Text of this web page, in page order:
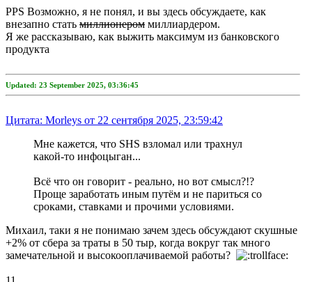
PPS Возможно, я не понял, и вы здесь обсуждаете, как
внезапно стать миллионером миллиардером.
Я же рассказываю, как выжить максимум из банковского
продукта
Updated: 23 September 2025, 03:36:45
Цитата: Morleys от 22 сентября 2025, 23:59:42
Мне кажется, что SHS взломал или трахнул
какой-то инфоцыган...
Всё что он говорит - реально, но вот смысл?!?
Проще заработать иным путём и не париться со
сроками, ставками и прочими условиями.
Михаил, таки я не понимаю зачем здесь обсуждают скушные
+2% от сбера за траты в 50 тыр, когда вокруг так много
замечательной и высокооплачиваемой работы?